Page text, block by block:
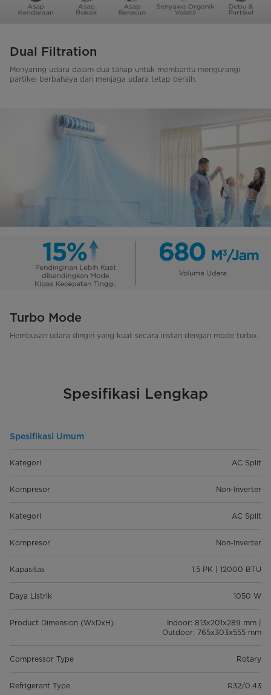
Dual Filtration
Menyaring udara dalam dua tahap untuk membantu mengurangi
partikel berbahaya dan menjaga udara tetap bersih.
Turbo Mode
Hembusan udara dingin yang kuat secara instan dengan mode turbo.
Spesifikasi Lengkap
Spesifikasi Umum
Kategori AC Split
Kompresor Non-Inverter
Kategori AC Split
Kompresor Non-Inverter
Kapasitas 1.5 PK | 12000 BTU
Daya Listrik 1050 W
Product Dimension (WxDxH)
Indoor: 813x201x289 mm |
Outdoor: 765x303x555 mm
Compressor Type Rotary
Refrigerant Type R32/0.43